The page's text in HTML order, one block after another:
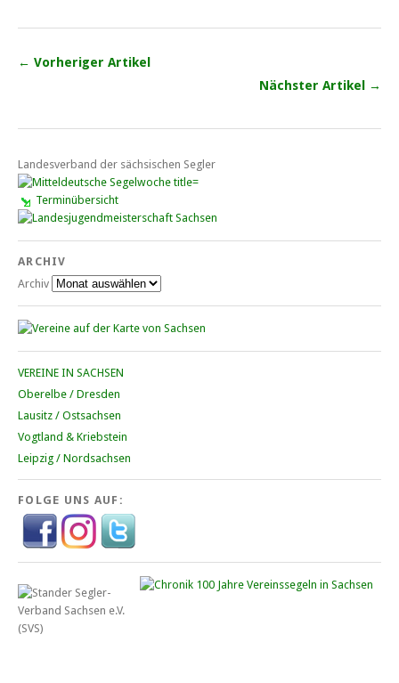
← Vorheriger Artikel
Nächster Artikel →
Landesverband der sächsischen Segler
Terminübersicht
ARCHIV
Archiv
VEREINE IN SACHSEN
Oberelbe / Dresden
Lausitz / Ostsachsen
Vogtland & Kriebstein
Leipzig / Nordsachsen
FOLGE UNS AUF: